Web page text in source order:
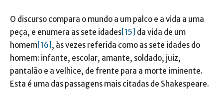
O discurso compara o mundo a um palco e a vida a uma
peça, e enumera as sete idades [15] da vida de um
homem [16] , às vezes referida como as sete idades do
homem: infante, escolar, amante, soldado, juiz,
pantalão e a velhice, de frente para a morte iminente.
Esta é uma das passagens mais citadas de Shakespeare.